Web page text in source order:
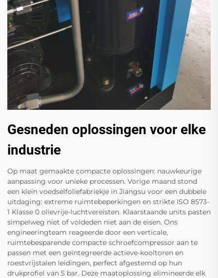
Gesneden oplossingen voor elke
industrie
Op maat gemaakte compacte oplossingen: nauwkeurige
aanpassing voor unieke processen. Vorige maand stond
een klein voedselfoliefabriekje in Jiangsu voor een dubbele
uitdaging: extreme ruimtebeperkingen en strikte ISO 8573-
1 Klasse 0 olievrije-luchtvereisten. Klaarstaande units pasten
simpelweg niet of voldeden niet aan de eisen. Ons
engineeringteam reageerde door een verticale,
ruimtebesparende compacte schroefcompressor aan te
passen met een geïntegreerde actieve-kooltoren en
roestvrijstalen leidingen, perfect afgestemd op hun
drukprofiel van 5 bar. Deze maatoplossing elimineerde elk